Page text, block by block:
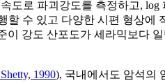
도로 파괴강도를 측정하고, log
할 수 있고 다양한 시편 형상에
강도 산포도가 세라믹보다
1990), 국내에서도 암석의